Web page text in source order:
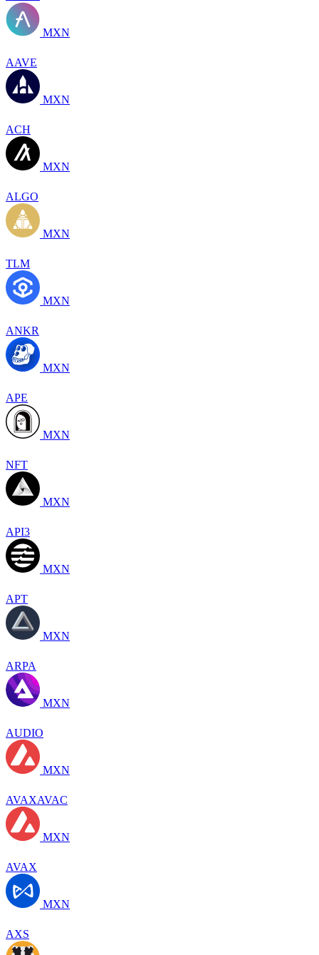
MXN
AAVE
MXN
ACH
MXN
ALGO
MXN
TLM
MXN
ANKR
MXN
APE
MXN
NFT
MXN
API3
MXN
APT
MXN
ARPA
MXN
AUDIO
MXN
AVAXAVAC
MXN
AVAX
MXN
AXS